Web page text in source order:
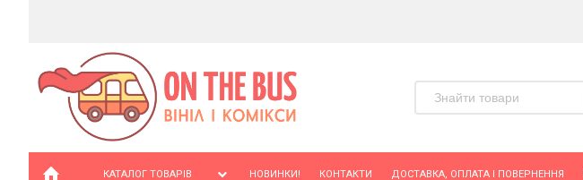
КАТАЛОГ ТОВАРІВ НОВИНКИ! КОНТАКТИ ДОСТАВКА, ОПЛАТА І ПОВЕРНЕННЯ